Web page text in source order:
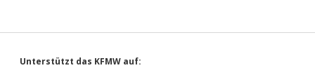
Sidebar
Unterstützt das KFMW auf: